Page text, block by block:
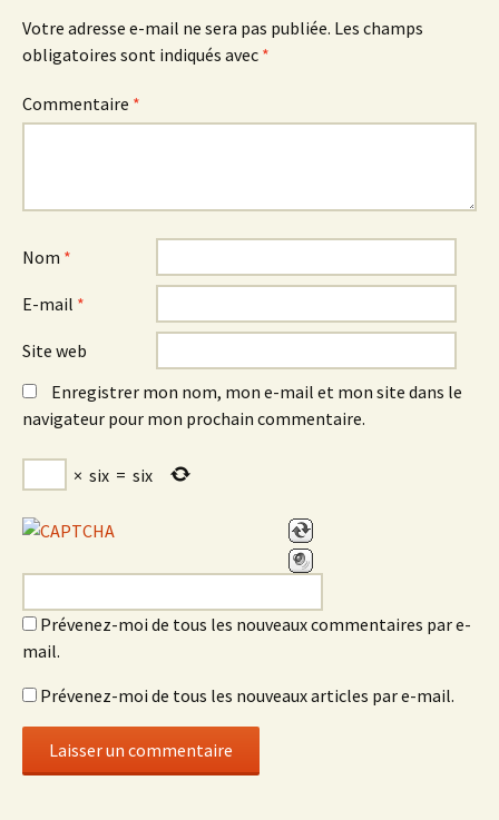
Votre adresse e-mail ne sera pas publiée. Les champs
obligatoires sont indiqués avec *
Commentaire *
Nom *
E-mail *
Site web
Enregistrer mon nom, mon e-mail et mon site dans le
navigateur pour mon prochain commentaire.
× six = six
Prévenez-moi de tous les nouveaux commentaires par e-
mail.
Prévenez-moi de tous les nouveaux articles par e-mail.